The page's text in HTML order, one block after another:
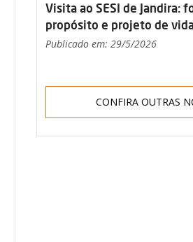
Visita ao SESI de Jandira:
propósito e projeto de
Publicado em: 29/5/2026
CONFIRA OUTRAS